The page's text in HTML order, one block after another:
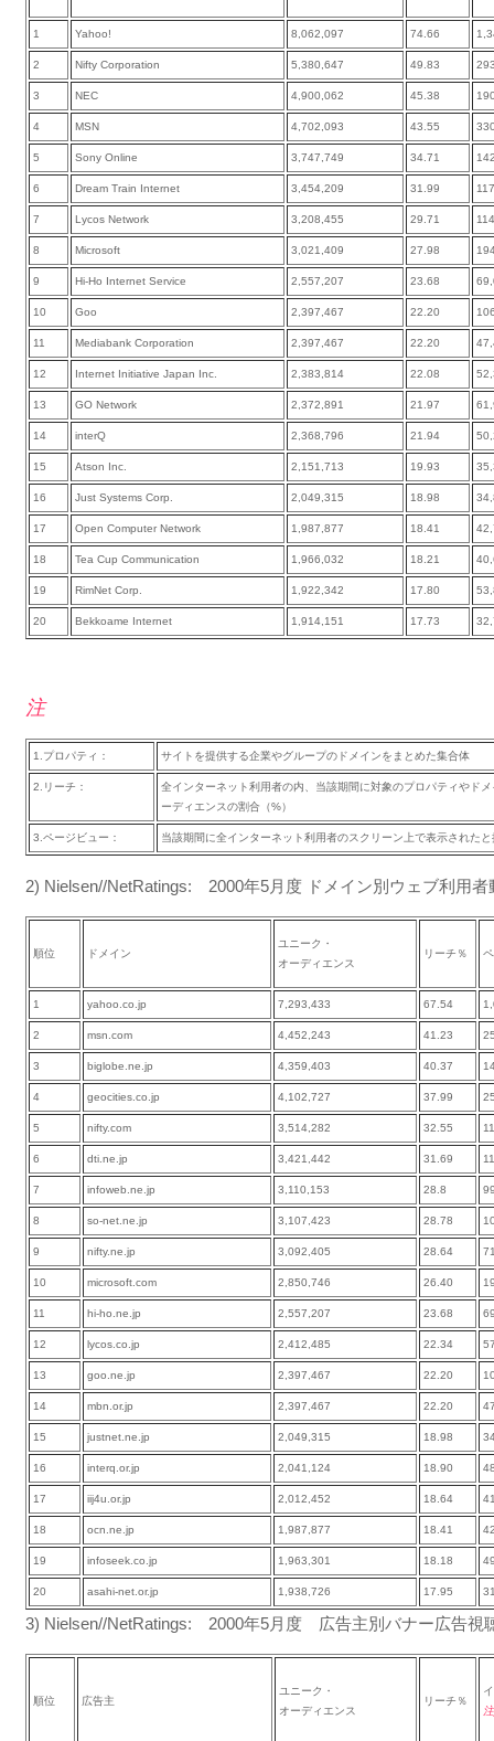
1 Yahoo! 8,062,097 74.66
2 Nifty Corporation 5,380,647 49.83
3 NEC 4,900,062 45.38
4 MSN 4,702,093 43.55
5 Sony Online 3,747,749 34.71
6 Dream Train Internet 3,454,209 31.99
7 Lycos Network 3,208,455 29.71
8 Microsoft 3,021,409 27.98
9 Hi-Ho Internet Service 2,557,207 23.68
10 Goo 2,397,467 22.20
11 Mediabank Corporation 2,397,467 22.20
12 Internet Initiative Japan Inc. 2,383,814 22.08
13 GO Network 2,372,891 21.97
14 interQ 2,368,796 21.94
15 Atson Inc. 2,151,713 19.93
16 Just Systems Corp. 2,049,315 18.98
17 Open Computer Network 1,987,877 18.41
18 Tea Cup Communication 1,966,032 18.21
19 RimNet Corp. 1,922,342 17.80
20 Bekkoame Internet 1,914,151 17.73
注
1.プロパティ： サイトを提供する企業やグループのドメインをまとめた集合体
2.リーチ：
全インターネット利用者の内、当該期間に対象のプロパティやド
ーディエンスの割合（%）
3.ページビュー： 当該期間に全インターネット利用者のスクリーン上で表示された
2) Nielsen//NetRatings: 2000年5月度 ドメイン別ウェブ利用者
順位 ドメイン
ユニーク・
オーディエンス
リーチ％
1 yahoo.co.jp 7,293,433 67.54
2 msn.com 4,452,243 41.23
3 biglobe.ne.jp 4,359,403 40.37
4 geocities.co.jp 4,102,727 37.99
5 nifty.com 3,514,282 32.55
6 dti.ne.jp 3,421,442 31.69
7 infoweb.ne.jp 3,110,153 28.8
8 so-net.ne.jp 3,107,423 28.78
9 nifty.ne.jp 3,092,405 28.64
10 microsoft.com 2,850,746 26.40
11 hi-ho.ne.jp 2,557,207 23.68
12 lycos.co.jp 2,412,485 22.34
13 goo.ne.jp 2,397,467 22.20
14 mbn.or.jp 2,397,467 22.20
15 justnet.ne.jp 2,049,315 18.98
16 interq.or.jp 2,041,124 18.90
17 iij4u.or.jp 2,012,452 18.64
18 ocn.ne.jp 1,987,877 18.41
19 infoseek.co.jp 1,963,301 18.18
20 asahi-net.or.jp 1,938,726 17.95
3) Nielsen//NetRatings: 2000年5月度 広告主別バナー広告視
順位 広告主
ユニーク・
オーディエンス
リーチ％